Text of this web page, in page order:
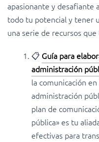
apasionante y desafiante
todo tu potencial y tener
una serie de recursos
📋 Guía para
administración
la comunicación
administración
plan de
pública» es tu
efectivas para